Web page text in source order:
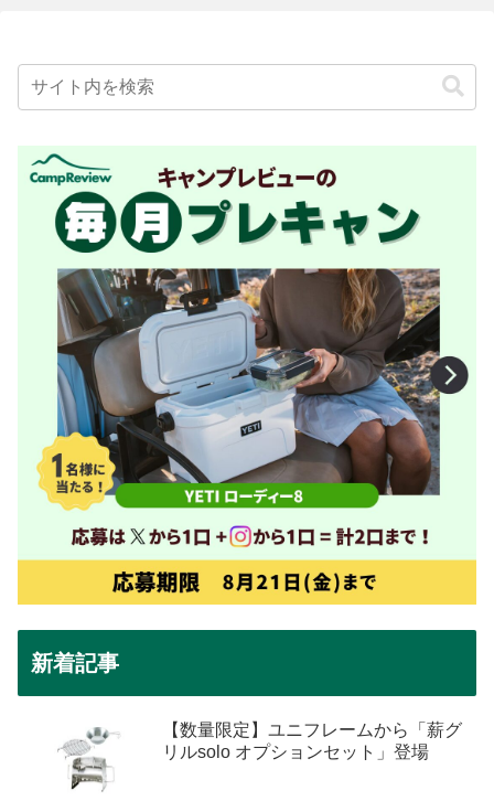
新着記事
【数量限定】ユニフレームから「薪グ
リルsolo オプションセット」登場